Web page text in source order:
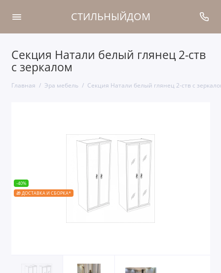
СТИЛЬНЫЙДОМ
Секция Натали белый глянец 2-ств
с зеркалом
Главная Эра мебель Секция Натали белый глянец 2-ств с
-40%
🎁 ДОСТАВКА И СБОРКА*